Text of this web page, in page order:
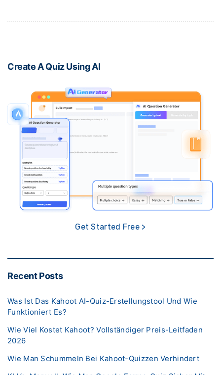
Create A Quiz Using AI
Get Started Free >
Recent Posts
Was Ist Das Kahoot AI-Quiz-Erstellungstool Und Wie
Funktioniert Es?
Wie Viel Kostet Kahoot? Vollständiger Preis-Leitfaden
2026
Wie Man Schummeln Bei Kahoot-Quizzen Verhindert